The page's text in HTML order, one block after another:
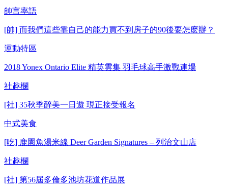
帥言率語
[帥] 而我們這些靠自己的能力買不到房子的90後要怎麽辦？
運動特區
2018 Yonex Ontario Elite 精英雲集 羽毛球高手激戰連場
社趣欄
[社] 35秋季醉美一日遊 現正接受報名
中式美食
[吃] 鹿園魚湯米線 Deer Garden Signatures – 列治文山店
社趣欄
[社] 第56屆多倫多池坊花道作品展